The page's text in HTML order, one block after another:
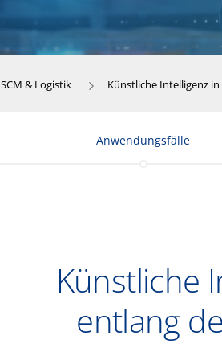
SCM & Logistik Künstliche Intelligenz
Anwendungsfälle
Künstliche
entlang